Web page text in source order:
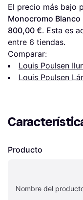
El precio más bajo
Monocromo
800,00 €. Esta es
entre 6 tiendas.
Comparar:
Louis Poulsen
Louis Poulsen
Producto
Nombre del